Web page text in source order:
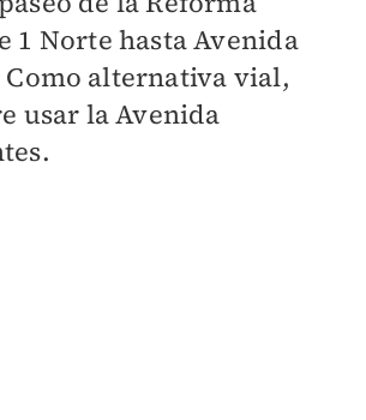
1 Norte hasta Avenida
alternativa vial,
usar la Avenida